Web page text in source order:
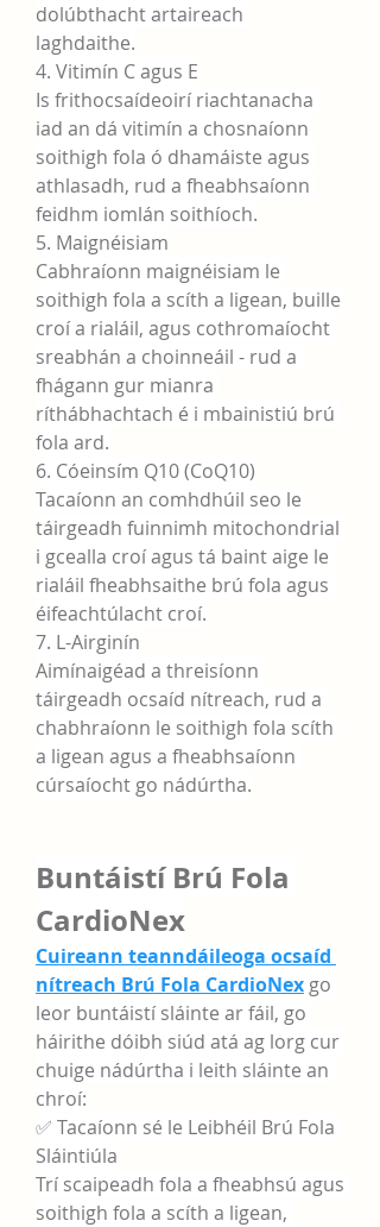
dolúbthacht artaireach
laghdaithe.
4. Vitimín C agus E
Is frithocsaídeoirí riachtanacha
iad an dá vitimín a chosnaíonn
soithigh fola ó dhamáiste agus
athlasadh, rud a fheabhsaíonn
feidhm iomlán soithíoch.
5. Maignéisiam
Cabhraíonn maignéisiam le
soithigh fola a scíth a ligean, buille
croí a rialáil, agus cothromaíocht
sreabhán a choinneáil - rud a
fhágann gur mianra
ríthábhachtach é i mbainistiú brú
fola ard.
6. Cóeinsím Q10 (CoQ10)
Tacaíonn an comhdhúil seo le
táirgeadh fuinnimh mitochondrial
i gcealla croí agus tá baint aige le
rialáil fheabhsaithe brú fola agus
éifeachtúlacht croí.
7. L-Airginín
Aimínaigéad a threisíonn
táirgeadh ocsaíd nítreach, rud a
chabhraíonn le soithigh fola scíth
a ligean agus a fheabhsaíonn
cúrsaíocht go nádúrtha.
Buntáistí Brú Fola
CardioNex
Cuireann teanndáileoga ocsaíd
nítreach Brú Fola CardioNex go
leor buntáistí sláinte ar fáil, go
háirithe dóibh siúd atá ag lorg cur
chuige nádúrtha i leith sláinte an
chroí:
✅ Tacaíonn sé le Leibhéil Brú Fola
Sláintiúla
Trí scaipeadh fola a fheabhsú agus
soithigh fola a scíth a ligean,